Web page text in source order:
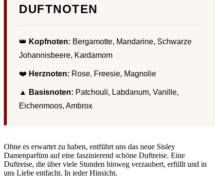
DUFTNOTEN
👑 Kopfnoten: Bergamotte, Mandarine, Schwarze
Johannisbeere, Kardamom
❤️ Herznoten: Rose, Freesie, Magnolie
▲ Basisnoten: Patchouli, Labdanum, Vanille,
Eichenmoos, Ambrox
Ohne es erwartet zu haben, entführt uns das neue Sisley
Damenparfüm auf eine faszinierend schöne Duftreise. Eine
Duftreise, die über viele Stunden hinweg verzaubert, erfüllt und in
uns Liebe entfacht. In jeder Hinsicht.